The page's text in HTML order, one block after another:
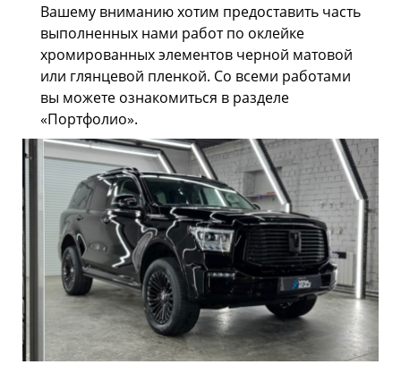
Вашему вниманию хотим предоставить часть
выполненных нами работ по оклейке
хромированных элементов черной матовой
или глянцевой пленкой. Со всеми работами
вы можете ознакомиться в разделе
«Портфолио».